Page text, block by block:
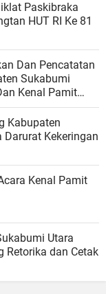
Paskibraka
HUT RI Ke 81
Dan Pencatatan
Sukabumi
Kenal Pamit
Kabupaten
Kekeringan
Kenal Pamit
Retorika dan Cetak